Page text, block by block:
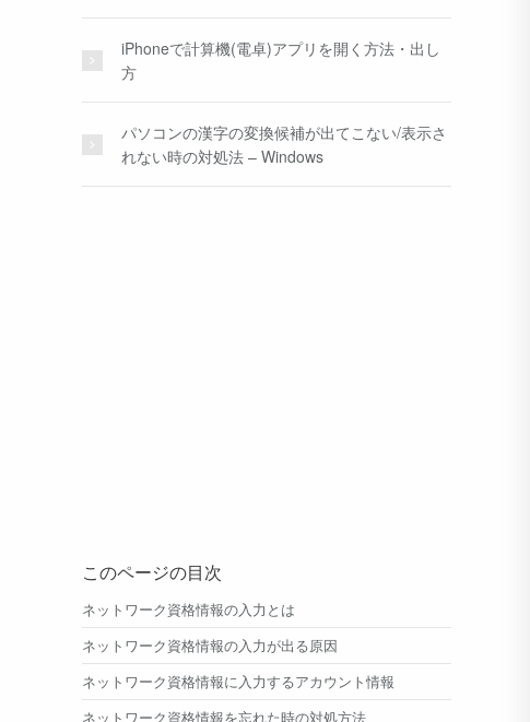
iPhoneで計算機(電卓)アプリを開く方法・出し
方
パソコンの漢字の変換候補が出てこない/表示さ
れない時の対処法 – Windows
このページの目次
ネットワーク資格情報の入力とは
ネットワーク資格情報の入力が出る原因
ネットワーク資格情報に入力するアカウント情報
ネットワーク資格情報を忘れた時の対処方法